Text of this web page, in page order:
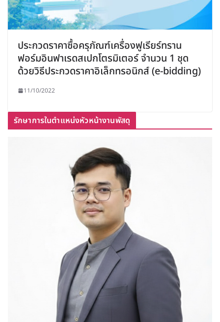
ประกวดราคาซื้อครุภัณฑ์เครื่องฟูเรียร์ทราน
ฟอร์มอินฟาเรดสเปกโตรมิเตอร์ จำนวน 1 ชุด
ด้วยวิธีประกวดราคาอิเล็กทรอนิกส์ (e-bidding)
11/10/2022
รักษาการในตำแหน่งหัวหน้างานพัสดุ